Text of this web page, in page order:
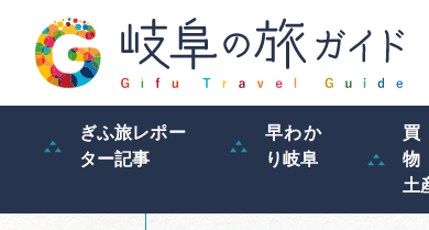
ぎふ旅レポー
ター記事
早わか
り岐阜
土